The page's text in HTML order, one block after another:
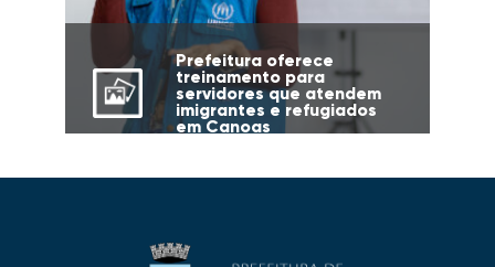
Prefeitura oferece
treinamento para
servidores que atendem
imigrantes e refugiados
em Canoas